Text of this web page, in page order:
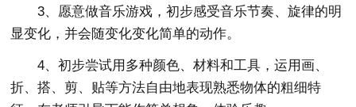
3、愿意做音乐游戏，初步感受音乐节奏、旋律的明
显变化，并会随变化变化简单的动作。
4、初步尝试用多种颜色、材料和工具，运用画、
折、搭、剪、贴等方法自由地表现熟悉物体的粗细特